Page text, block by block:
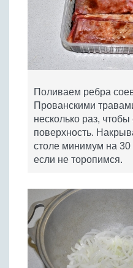
Поливаем ребра
Прованскими
несколько раз,
поверхность.
столе минимум на
если не торопимся.